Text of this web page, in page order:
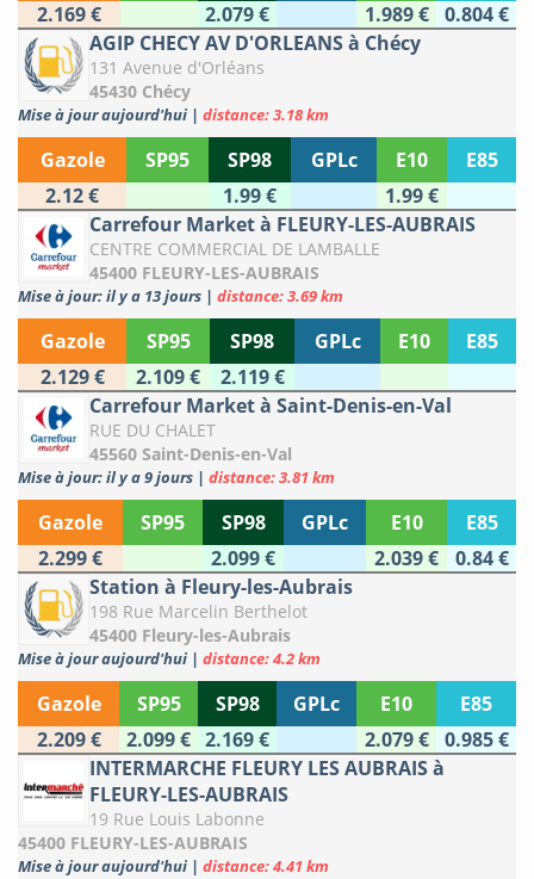
2.169 €
2.079 € 1.989 €
0.804 €
AGIP CHECY AV D'ORLEANS à Chécy
131 Avenue d'Orléans
45430 Chécy
Mise à jour aujourd'hui | distance: 3.18 km
Gazole SP95 SP98 GPLc E10
E85
2.12 €
1.99 €
1.99 €
Carrefour Market à FLEURY-LES-AUBRAIS
CENTRE COMMERCIAL DE LAMBALLE
45400 FLEURY-LES-AUBRAIS
Mise à jour: il y a 13 jours | distance: 3.69 km
Gazole SP95 SP98 GPLc E10
E85
2.129 €
2.109 €
2.119 €
Carrefour Market à Saint-Denis-en-Val
RUE DU CHALET
45560 Saint-Denis-en-Val
Mise à jour: il y a 9 jours | distance: 3.81 km
Gazole SP95 SP98 GPLc E10
E85
2.299 €
2.099 € 2.039 €
0.84 €
Station à Fleury-les-Aubrais
198 Rue Marcelin Berthelot
45400 Fleury-les-Aubrais
Mise à jour aujourd'hui | distance: 4.2 km
Gazole SP95 SP98 GPLc E10
E85
2.209 €
2.099 € 2.169 € 2.079 €
0.985 €
INTERMARCHE FLEURY LES AUBRAIS à
FLEURY-LES-AUBRAIS
19 Rue Louis Labonne
45400 FLEURY-LES-AUBRAIS
Mise à jour aujourd'hui | distance: 4.41 km